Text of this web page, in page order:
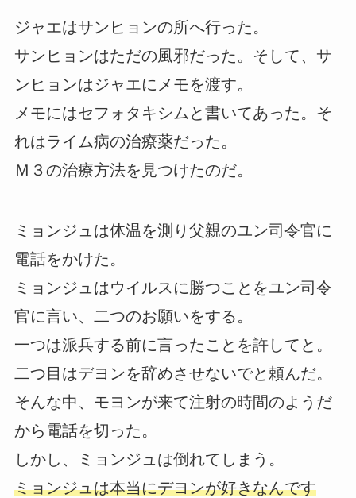
ジャエはサンヒョンの所へ行った。
サンヒョンはただの風邪だった。そして、サ
ンヒョンはジャエにメモを渡す。
メモにはセフォタキシムと書いてあった。そ
れはライム病の治療薬だった。
Ｍ３の治療方法を見つけたのだ。
ミョンジュは体温を測り父親のユン司令官に
電話をかけた。
ミョンジュはウイルスに勝つことをユン司令
官に言い、二つのお願いをする。
一つは派兵する前に言ったことを許してと。
二つ目はデヨンを辞めさせないでと頼んだ。
そんな中、モヨンが来て注射の時間のようだ
から電話を切った。
しかし、ミョンジュは倒れてしまう。
ミョンジュは本当にデヨンが好きなんです